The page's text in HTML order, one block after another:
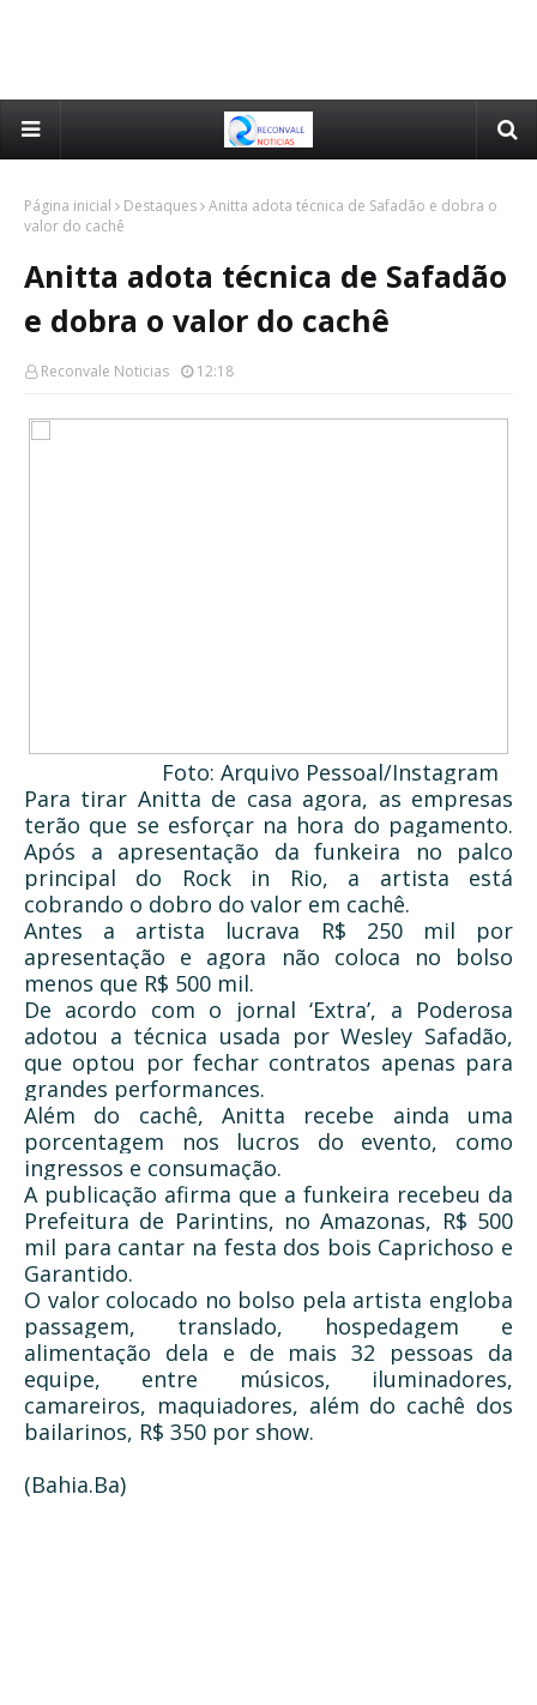
Página inicial Destaques Anitta adota técnica de Safadão e dobra o
valor do cachê
Anitta adota técnica de Safadão
e dobra o valor do cachê
Reconvale Noticias 12:18
Foto: Arquivo Pessoal/Instagram
Para tirar Anitta de casa agora, as empresas
terão que se esforçar na hora do pagamento.
Após a apresentação da funkeira no palco
principal do Rock in Rio, a artista está
cobrando o dobro do valor em cachê.
Antes a artista lucrava R$ 250 mil por
apresentação e agora não coloca no bolso
menos que R$ 500 mil.
De acordo com o jornal ‘Extra’, a Poderosa
adotou a técnica usada por Wesley Safadão,
que optou por fechar contratos apenas para
grandes performances.
Além do cachê, Anitta recebe ainda uma
porcentagem nos lucros do evento, como
ingressos e consumação.
A publicação afirma que a funkeira recebeu da
Prefeitura de Parintins, no Amazonas, R$ 500
mil para cantar na festa dos bois Caprichoso e
Garantido.
O valor colocado no bolso pela artista engloba
passagem, translado, hospedagem e
alimentação dela e de mais 32 pessoas da
equipe, entre músicos, iluminadores,
camareiros, maquiadores, além do cachê dos
bailarinos, R$ 350 por show.
(Bahia.Ba)